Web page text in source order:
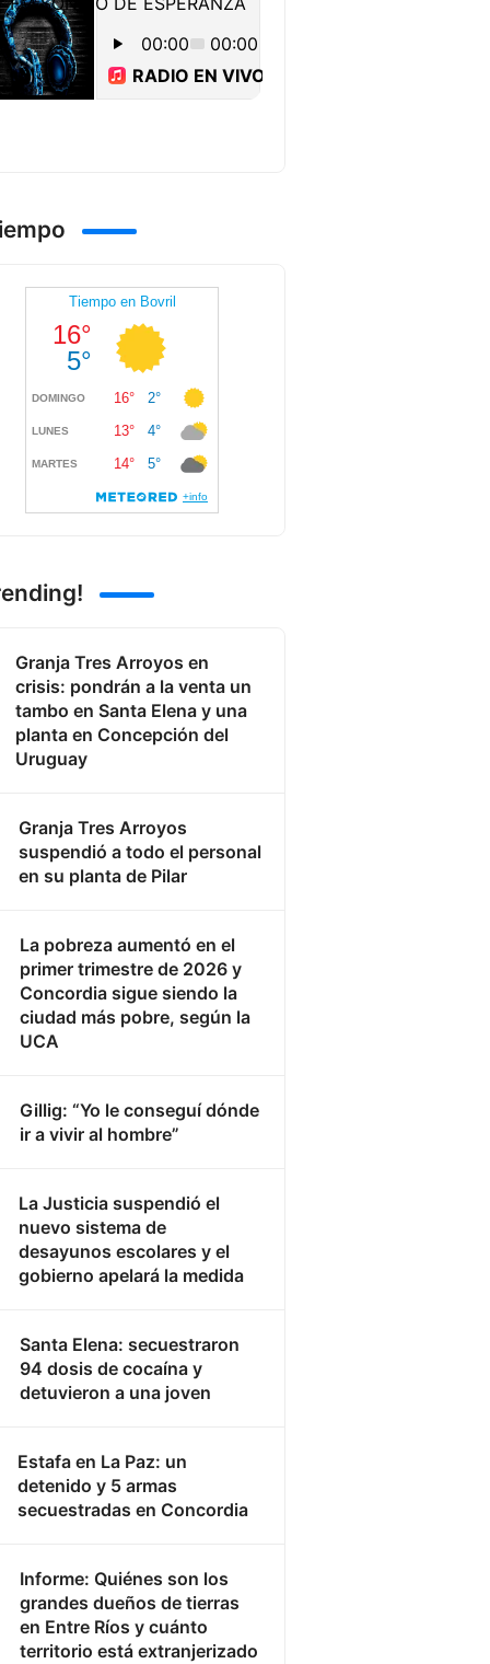
Granja Tres Arroyos en
crisis: pondrán a la venta un
tambo en Santa Elena y una
planta en Concepción del
Uruguay
Granja Tres Arroyos
suspendió a todo el personal
en su planta de Pilar
La pobreza aumentó en el
primer trimestre de 2026 y
Concordia sigue siendo la
ciudad más pobre, según la
UCA
Gillig: “Yo le conseguí dónde
ir a vivir al hombre”
La Justicia suspendió el
nuevo sistema de
desayunos escolares y el
gobierno apelará la medida
Santa Elena: secuestraron
94 dosis de cocaína y
detuvieron a una joven
Estafa en La Paz: un
detenido y 5 armas
secuestradas en Concordia
Informe: Quiénes son los
grandes dueños de tierras
en Entre Ríos y cuánto
territorio está extranjerizado